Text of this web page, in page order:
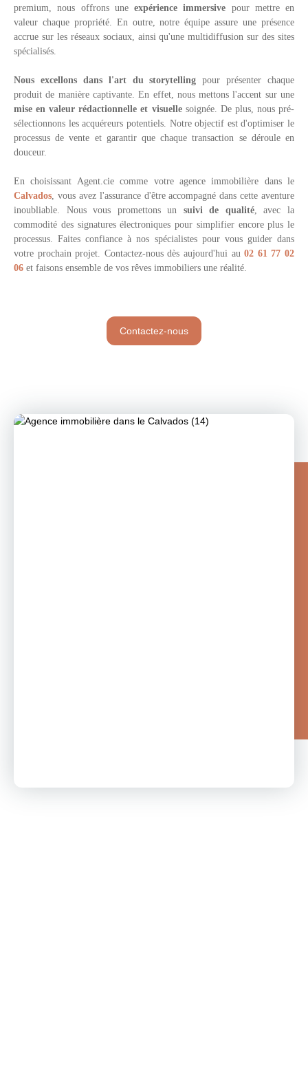
premium, nous offrons une expérience immersive pour mettre en
valeur chaque propriété. En outre, notre équipe assure une présence
accrue sur les réseaux sociaux, ainsi qu'une multidiffusion sur des sites
spécialisés.
Nous excellons dans l'art du storytelling pour présenter chaque
produit de manière captivante. En effet, nous mettons l'accent sur une
mise en valeur rédactionnelle et visuelle soignée. De plus, nous pré-
sélectionnons les acquéreurs potentiels. Notre objectif est d'optimiser le
processus de vente et garantir que chaque transaction se déroule en
douceur.
En choisissant Agent.cie comme votre agence immobilière dans le
Calvados, vous avez l'assurance d'être accompagné dans cette aventure
inoubliable. Nous vous promettons un suivi de qualité, avec la
commodité des signatures électroniques pour simplifier encore plus le
processus. Faites confiance à nos spécialistes pour vous guider dans
votre prochain projet. Contactez-nous dès aujourd'hui au02 61 77 02
06 et faisons ensemble de vos rêves immobiliers une réalité.
Contactez-nous